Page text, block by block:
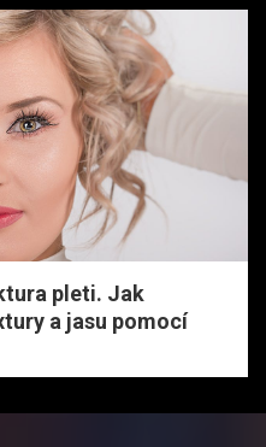
pleti. Jak
a jasu pomocí